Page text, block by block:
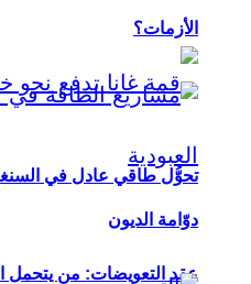
عقد التعويضات: من يتحمل
الأزمات؟
تحوُّل طاقي عادل في
دوّامة الديون